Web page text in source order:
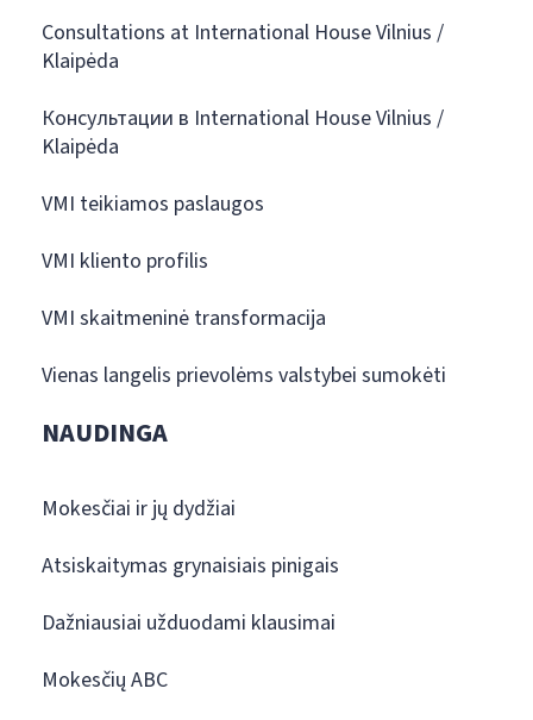
Consultations at International House Vilnius /
Klaipėda
Консультации в International House Vilnius /
Klaipėda
VMI teikiamos paslaugos
VMI kliento profilis
VMI skaitmeninė transformacija
Vienas langelis prievolėms valstybei sumokėti
NAUDINGA
Mokesčiai ir jų dydžiai
Atsiskaitymas grynaisiais pinigais
Dažniausiai užduodami klausimai
Mokesčių ABC